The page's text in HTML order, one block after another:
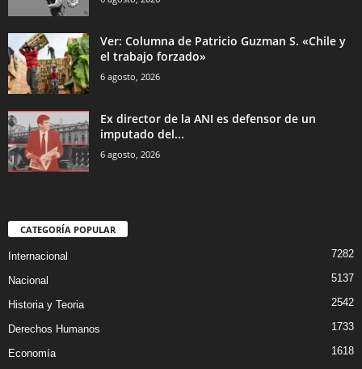
Ver: Columna de Patricio Guzman S. «Chile y
el trabajo forzado»
6 agosto, 2026
Ex director de la ANI es defensor de un
imputado del...
6 agosto, 2026
CATEGORÍA POPULAR
Internacional 7282
Nacional 5137
Historia y Teoria 2542
Derechos Humanos 1733
Economía 1618